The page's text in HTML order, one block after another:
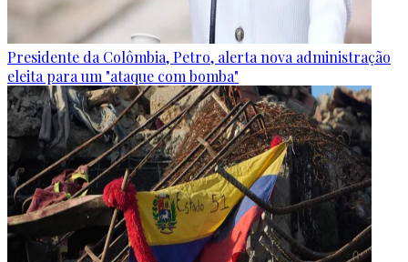
Presidente da Colômbia, Petro, alerta nova administração
eleita para um "ataque com bomba"